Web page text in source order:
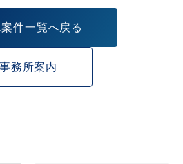
件一覧へ戻る
事務所案内